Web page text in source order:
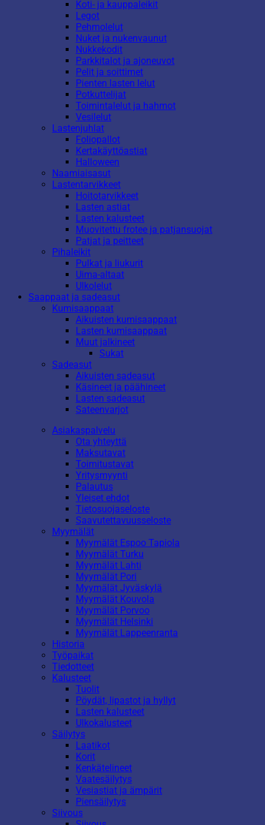
Koti- ja kauppaleikit
Legot
Pehmolelut
Nuket ja nukenvaunut
Nukkekodit
Parkkitalot ja ajoneuvot
Pelit ja soittimet
Pienten lasten lelut
Potkuttelijat
Toimintalelut ja hahmot
Vesilelut
Lastenjuhlat
Foliopallot
Kertakäyttöastiat
Halloween
Naamiaisasut
Lastentarvikkeet
Hoitotarvikkeet
Lasten astiat
Lasten kalusteet
Muovitettu frotee ja patjansuojat
Patjat ja peitteet
Pihaleikit
Pulkat ja liukurit
Uima-altaat
Ulkolelut
Saappaat ja sadeasut
Kumisaappaat
Aikuisten kumisaappaat
Lasten kumisaappaat
Muut jalkineet
Sukat
Sadeasut
Aikuisten sadeasut
Käsineet ja päähineet
Lasten sadeasut
Sateenvarjot
Asiakaspalvelu
Ota yhteyttä
Maksutavat
Toimitustavat
Yritysmyynti
Palautus
Yleiset ehdot
Tietosuojaseloste
Saavutettavuusseloste
Myymälät
Myymälät Espoo Tapiola
Myymälät Turku
Myymälät Lahti
Myymälät Pori
Myymälät Jyväskylä
Myymälät Kouvola
Myymälät Porvoo
Myymälät Helsinki
Myymälät Lappeenranta
Historia
Työpaikat
Tiedotteet
Kalusteet
Tuolit
Pöydät, lipastot ja hyllyt
Lasten kalusteet
Ulkokalusteet
Säilytys
Laatikot
Korit
Kenkätelineet
Vaatesäilytys
Vesiastiat ja ämpärit
Piensäilytys
Siivous